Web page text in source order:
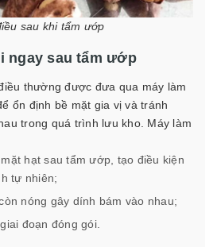
sau khi tẩm ướp
ngay sau tẩm ướp
thường được đưa qua máy làm
ổn định bề mặt gia vị và tránh
trong quá trình lưu kho. Máy làm
hạt sau tẩm ướp, tạo điều kiện
tự nhiên;
nóng gây dính bám vào nhau;
đoạn đóng gói.